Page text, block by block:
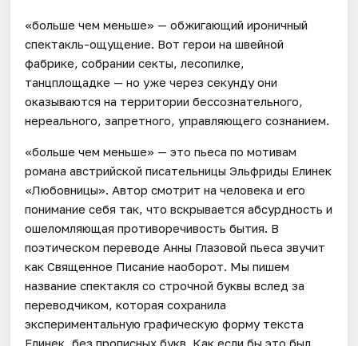
«больше чем меньше» — обжигающий ироничный
спектакль-ощущение. Вот герои на швейной
фабрике, собрании секты, лесопилке,
танцплощадке — но уже через секунду они
оказываются на территории бессознательного,
нереального, запретного, управляющего сознанием.
«больше чем меньше» — это пьеса по мотивам
романа австрийской писательницы Эльфриды Елинек
«Любовницы». Автор смотрит на человека и его
понимание себя так, что вскрывается абсурдность и
ошеломляющая противоречивость бытия. В
поэтическом переводе Анны Глазовой пьеса звучит
как Священное Писание наоборот. Мы пишем
название спектакля со строчной буквы вслед за
переводчиком, которая сохранила
экспериментальную графическую форму текста
Елинек, без прописных букв. Как если бы это был